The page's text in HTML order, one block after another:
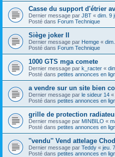
Casse du support d'étrier
Dernier message par JBT « dim. 9
Posté dans Forum Technique
Siège joker II
Dernier message par Hemge «
Posté dans Forum Technique
1000 GTS mga comete
Dernier message par k_racter «
Posté dans petites annonces en
a vendre sur un site bien
Dernier message par le sideur 14 «
Posté dans petites annonces en
grille de protection
Dernier message par MINBILO «
Posté dans petites annonces en
''vendu'' Vend attelage
Dernier message par Teddy « jeu.
Posté dans petites annonces en